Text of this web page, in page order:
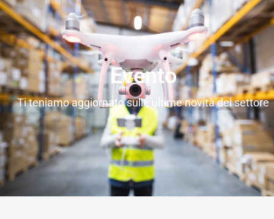
Evento
Ti teniamo aggiornato sulle ultime novità del settore